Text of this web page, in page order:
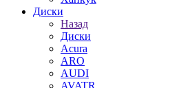
Диски
Назад
Диски
Acura
ARO
AUDI
AVATR